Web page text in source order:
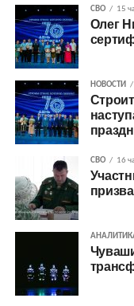
СВО 15
Олег
НОВОСТИ
СВО 16